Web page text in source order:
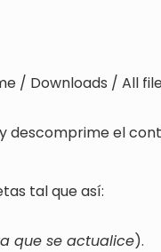
/ Downloads / All
descomprime el
tal que así:
que se actualice).